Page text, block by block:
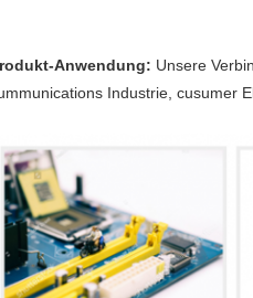
Anwendung: Unsere
Industrie, cusumer